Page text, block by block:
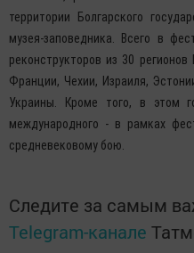
территории Болгарского
музея-заповедника. Всего в
реконструкторов из 30
Франции, Чехии, Израиля,
Украины. Кроме того, в этом
международного - в рамках
средневековому бою.
Следите за самым
Telegram-канале